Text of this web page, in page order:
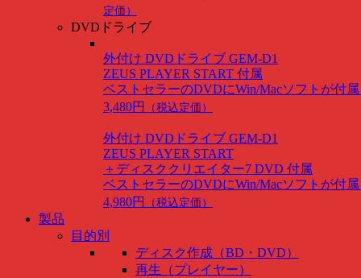
定価）
DVDドライブ
外付け DVDドライブ GEM-D1
ZEUS PLAYER START 付属
ベストセラーのDVDにWin/Macソフトが付
3,480円
（税込定価）
外付け DVDドライブ GEM-D1
ZEUS PLAYER START
＋ディスククリエイター7 DVD 付属
ベストセラーのDVDにWin/Macソフトが付
4,980円
（税込定価）
製品
目的別
ディスク作成（BD・DVD）
再生（プレイヤー）